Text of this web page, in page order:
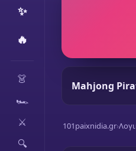
✨
🔥
👗
🏎️
⚔️
🔍
Mahjong
101paixnidia.gr›